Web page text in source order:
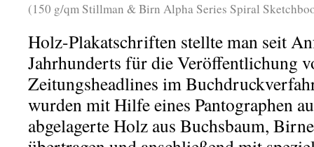
(150 g/qm Stillman & Birn Alpha Series Spiral
Holz-Plakatschriften stellte man seit
Jahrhunderts für die Veröffentlichung
Zeitungsheadlines im
wurden mit Hilfe eines Pantographen
abgelagerte Holz aus Buchsbaum,